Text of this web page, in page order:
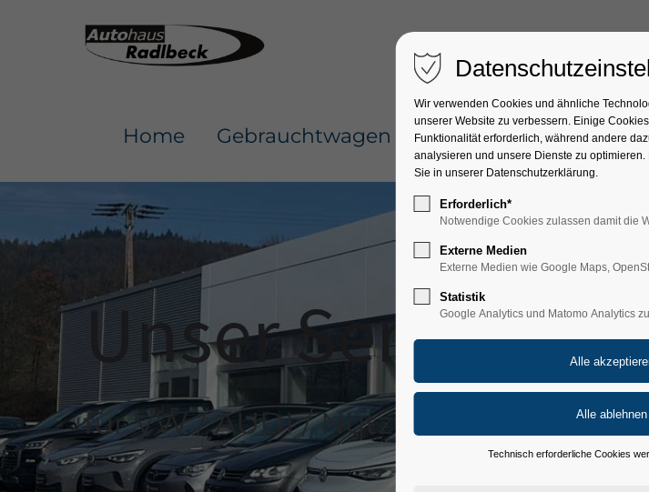
Home Gebrauchtwagen KGM Neuwagen
Unser Service
für VW / AUDI / Nutzfahrzeuge
Wir verwenden Cookies und ähnliche
unserer Website zu verbessern. Einige
Funktionalität erforderlich, während andere
analysieren und unsere Dienste zu
Sie in unserer Datenschutzerklärung.
Erforderlich*
Notwendige Cookies zulassen damit die
Externe Medien
Externe Medien wie Google Maps,
Statistik
Google Analytics und Matomo Analytics
Technisch erforderliche Cookies